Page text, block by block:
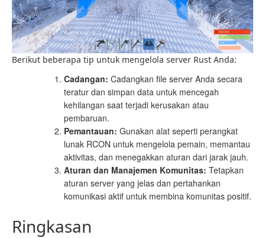
Berikut beberapa tip untuk mengelola server Rust Anda:
Cadangan: Cadangkan file server Anda secara
teratur dan simpan data untuk mencegah
kehilangan saat terjadi kerusakan atau
pembaruan.
Pemantauan: Gunakan alat seperti perangkat
lunak RCON untuk mengelola pemain, memantau
aktivitas, dan menegakkan aturan dari jarak jauh.
Aturan dan Manajemen Komunitas: Tetapkan
aturan server yang jelas dan pertahankan
komunikasi aktif untuk membina komunitas positif.
Ringkasan